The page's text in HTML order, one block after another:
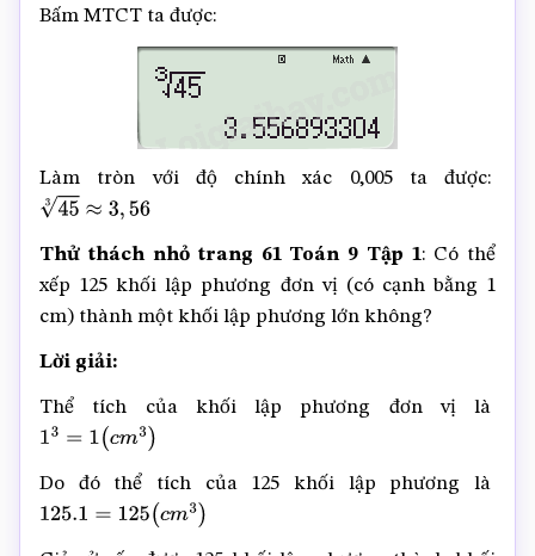
Bấm MTCT ta được:
Làm tròn với độ chính xác 0,005 ta được:
45 3≈ 3,56
Thử thách nhỏ trang 61 Toán 9 Tập 1: Có thể
xếp 125 khối lập phương đơn vị (có cạnh bằng 1
cm) thành một khối lập phương lớn không?
Lời giải:
Thể tích của khối lập phương đơn vị là
1
=1 cm3)
Do đó thể tích của 125 khối lập phương là
125.1=125(cm3)